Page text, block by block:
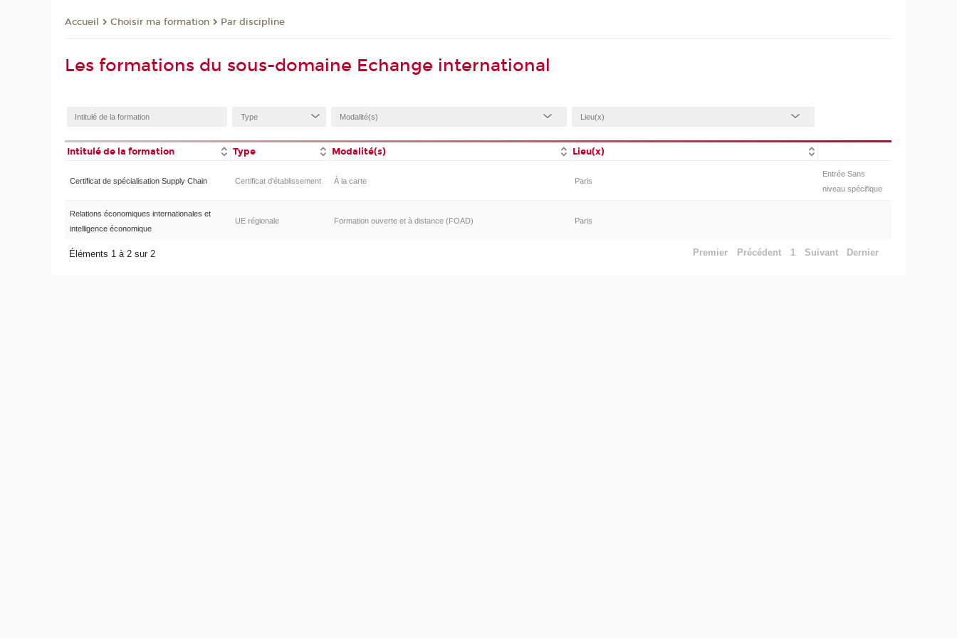
Accueil Choisir ma formation Par discipline
Les formations du sous-domaine Echange international
Intitulé de la formation Type Modalité(s) Lieu(x)
Certificat de spécialisation Supply Chain Certificat d'établissement À la carte Paris
Entrée Sans
niveau spécifique
Relations économiques internationales et
intelligence économique
UE régionale Formation ouverte et à distance (FOAD) Paris
Éléments 1 à 2 sur 2 Premier Précédent 1 Suivant Dernier